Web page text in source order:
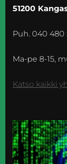
51200
Puh. 040 480
Ma-pe 8-15,
Katso kaikki